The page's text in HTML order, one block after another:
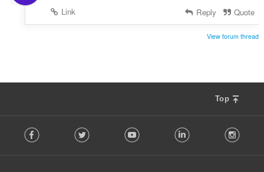
Link
Reply Quote
View forum thread
Top
o Facebook Twitter Youtube LinkedIn